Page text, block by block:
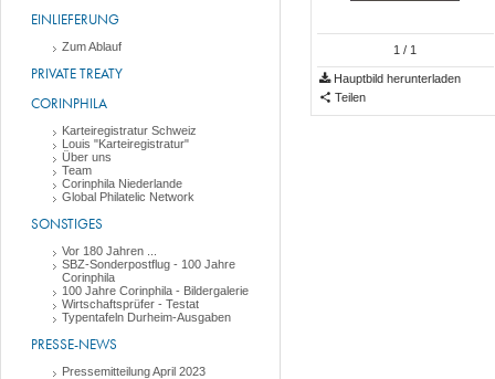
EINLIEFERUNG
Zum Ablauf
PRIVATE TREATY
CORINPHILA
Karteiregistratur Schweiz
Louis "Karteiregistratur"
Über uns
Team
Corinphila Niederlande
Global Philatelic Network
SONSTIGES
Vor 180 Jahren ...
SBZ-Sonderpostflug - 100 Jahre
Corinphila
100 Jahre Corinphila - Bildergalerie
Wirtschaftsprüfer - Testat
Typentafeln Durheim-Ausgaben
PRESSE-NEWS
Pressemitteilung April 2023
1 / 1
Hauptbild herunterladen
Teilen